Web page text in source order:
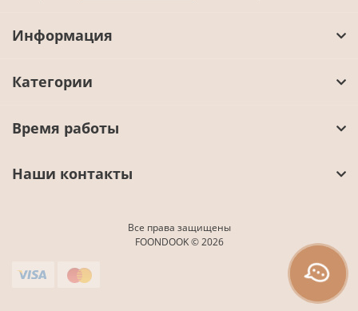
Информация
Категории
Время работы
Наши контакты
Все права защищены
FOONDOOK © 2026